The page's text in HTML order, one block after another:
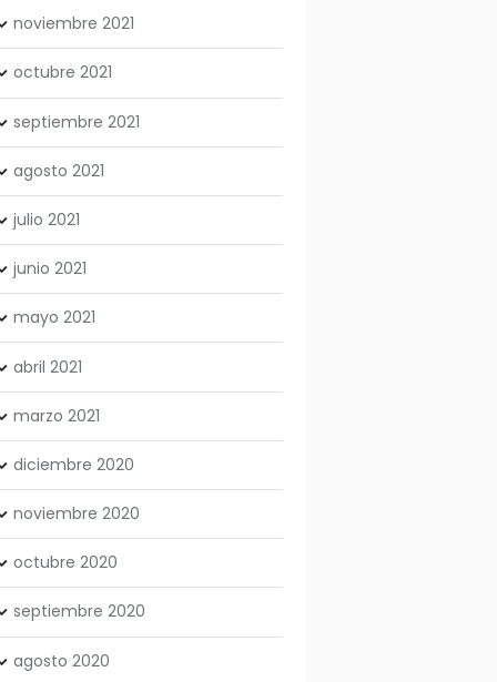
noviembre2021
octubre2021
septiembre2021
agosto2021
julio2021
junio2021
mayo2021
abril2021
marzo2021
diciembre2020
noviembre2020
octubre2020
septiembre2020
agosto2020